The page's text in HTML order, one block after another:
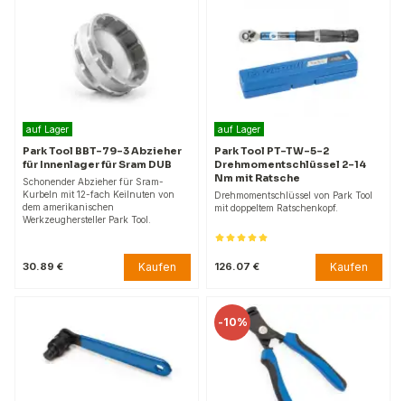
auf Lager
Park Tool BBT-79-3 Abzieher
für Innenlager für Sram DUB
Schonender Abzieher für Sram-
Kurbeln mit 12-fach Keilnuten von
dem amerikanischen
Werkzeughersteller Park Tool.
30.89 € Kaufen
auf Lager
Park Tool PT-TW-5-2
Drehmomentschlüssel 2-14
Nm mit Ratsche
Drehmomentschlüssel von Park Tool
mit doppeltem Ratschenkopf.
126.07 € Kaufen
-10%